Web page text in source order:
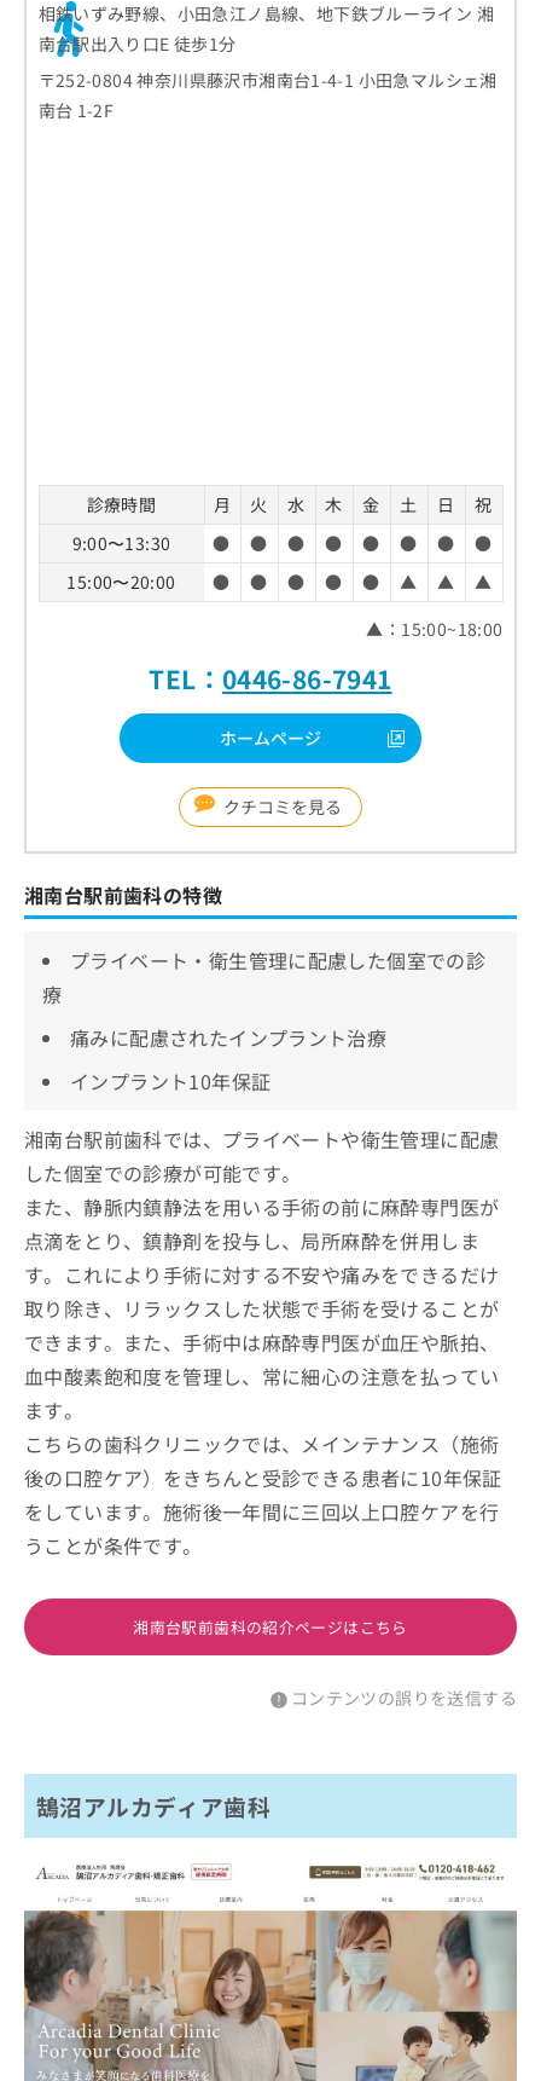
相鉄いずみ野線、小田急江ノ島線、地下鉄ブルーライン 湘
南台駅出入り口E 徒歩1分
〒252-0804 神奈川県藤沢市湘南台1-4-1 小田急マルシェ湘
南台 1-2F
診療時間 月 火 水 木 金 土 日
祝
9:00〜13:30
● ● ● ● ● ● ●
●
15:00〜20:00
● ● ● ● ● ▲ ▲
▲
▲：15:00~18:00
TEL： 0446-86-7941
ホームページ
クチコミを見る
湘南台駅前歯科の特徴
プライベート・衛生管理に配慮した個室での診
療
痛みに配慮されたインプラント治療
インプラント10年保証
湘南台駅前歯科では、プライベートや衛生管理に配慮
した個室での診療が可能です。
また、静脈内鎮静法を用いる手術の前に麻酔専門医が
点滴をとり、鎮静剤を投与し、局所麻酔を併用しま
す。これにより手術に対する不安や痛みをできるだけ
取り除き、リラックスした状態で手術を受けることが
できます。また、手術中は麻酔専門医が血圧や脈拍、
血中酸素飽和度を管理し、常に細心の注意を払ってい
ます。
こちらの歯科クリニックでは、メインテナンス（施術
後の口腔ケア）をきちんと受診できる患者に10年保証
をしています。施術後一年間に三回以上口腔ケアを行
うことが条件です。
湘南台駅前歯科の紹介ページはこちら
コンテンツの誤りを送信する
鵠沼アルカディア歯科